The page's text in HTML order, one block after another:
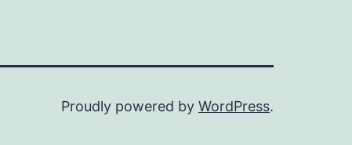
Proudly powered by WordPress.